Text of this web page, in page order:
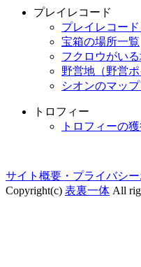
プレイレコード
プレイレコー
宝箱の場所一覧
フクロウがい
野営地（野営
シオンのマッ
トロフィー
トロフィーの
サイト概要・プライバシ
Copyright(c) 表裏一体 All